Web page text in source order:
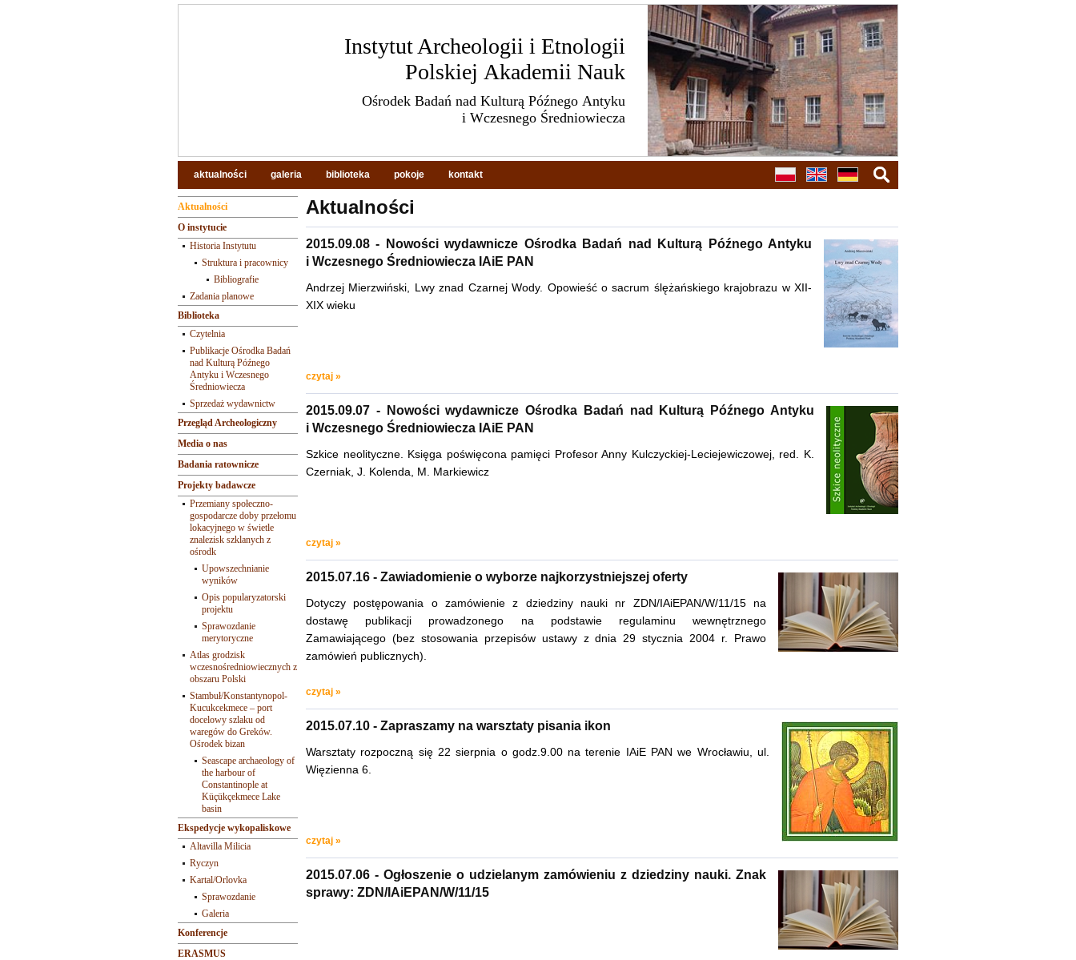
Aktualności
2015.09.08 - Nowości wydawnicze Ośrodka Badań nad Kulturą Późnego Antyku
i Wczesnego Średniowiecza IAiE PAN
Andrzej Mierzwiński, Lwy znad Czarnej Wody. Opowieść o sacrum ślężańskiego krajobrazu w XII-
XIX wieku
czytaj »
2015.09.07 - Nowości wydawnicze Ośrodka Badań nad Kulturą Późnego Antyku
i Wczesnego Średniowiecza IAiE PAN
Szkice neolityczne. Księga poświęcona pamięci Profesor Anny Kulczyckiej-Leciejewiczowej, red. K.
Czerniak, J. Kolenda, M. Markiewicz
czytaj »
2015.07.16 - Zawiadomienie o wyborze najkorzystniejszej oferty
Dotyczy postępowania o zamówienie z dziedziny nauki nr ZDN/IAiEPAN/W/11/15 na
dostawę publikacji prowadzonego na podstawie regulaminu wewnętrznego
Zamawiającego (bez stosowania przepisów ustawy z dnia 29 stycznia 2004 r. Prawo
zamówień publicznych).
czytaj »
2015.07.10 - Zapraszamy na warsztaty pisania ikon
Warsztaty rozpoczną się 22 sierpnia o godz.9.00 na terenie IAiE PAN we Wrocławiu, ul.
Więzienna 6.
czytaj »
2015.07.06 - Ogłoszenie o udzielanym zamówieniu z dziedziny nauki. Znak
sprawy: ZDN/IAiEPAN/W/11/15
Aktualności
O instytucie
Historia Instytutu
Struktura i pracownicy
Bibliografie
Zadania planowe
Biblioteka
Czytelnia
Publikacje Ośrodka Badań
nad Kulturą Późnego
Antyku i Wczesnego
Średniowiecza
Sprzedaż wydawnictw
Przegląd Archeologiczny
Media o nas
Badania ratownicze
Projekty badawcze
Przemiany społeczno-
gospodarcze doby przełomu
lokacyjnego w świetle
znalezisk szklanych z
ośrodk
Upowszechnianie
wyników
Opis popularyzatorski
projektu
Sprawozdanie
merytoryczne
Atlas grodzisk
wczesnośredniowiecznych z
obszaru Polski
Stambuł/Konstantynopol-
Kucukcekmece – port
docelowy szlaku od
waregów do Greków.
Ośrodek bizan
Seascape archaeology of
the harbour of
Constantinople at
Küçükçekmece Lake
basin
Ekspedycje wykopaliskowe
Altavilla Milicia
Ryczyn
Kartal/Orlovka
Sprawozdanie
Galeria
Konferencje
ERASMUS
Instytut Archeologii i Etnologii
Polskiej Akademii Nauk
Ośrodek Badań nad Kulturą Późnego Antyku
i Wczesnego Średniowiecza
aktualności galeria biblioteka pokoje kontakt